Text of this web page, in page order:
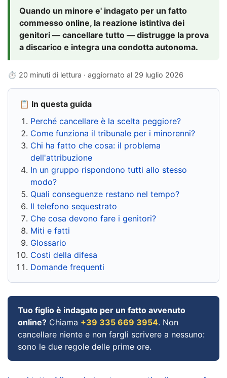
Quando un minore e' indagato per un fatto
commesso online, la reazione istintiva dei
genitori — cancellare tutto — distrugge la prova
a discarico e integra una condotta autonoma.
⏱ 20 minuti di lettura · aggiornato al 29 luglio 2026
📋 In questa guida
Perché cancellare è la scelta peggiore?
Come funziona il tribunale per i minorenni?
Chi ha fatto che cosa: il problema
dell'attribuzione
In un gruppo rispondono tutti allo stesso
modo?
Quali conseguenze restano nel tempo?
Il telefono sequestrato
Che cosa devono fare i genitori?
Miti e fatti
Glossario
Costi della difesa
Domande frequenti
Tuo figlio è indagato per un fatto avvenuto
online? Chiama +39 335 669 3954. Non
cancellare niente e non fargli scrivere a nessuno:
sono le due regole delle prime ore.